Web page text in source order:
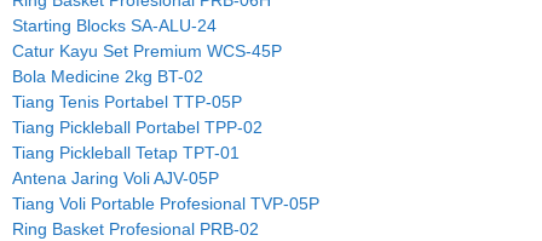
Starting Blocks SA-ALU-24
Catur Kayu Set Premium WCS-45P
Bola Medicine 2kg BT-02
Tiang Tenis Portabel TTP-05P
Tiang Pickleball Portabel TPP-02
Tiang Pickleball Tetap TPT-01
Antena Jaring Voli AJV-05P
Tiang Voli Portable Profesional TVP-05P
Ring Basket Profesional PRB-02